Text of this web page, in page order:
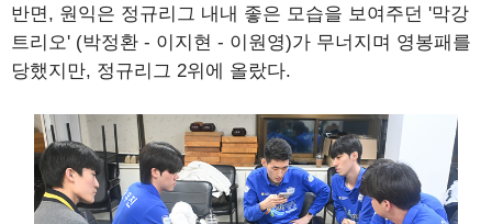
반면, 원익은 정규리그 내내 좋은 모습을 보여주던 '막강
트리오' (박정환 - 이지현 - 이원영)가 무너지며 영봉패를
당했지만, 정규리그 2위에 올랐다.